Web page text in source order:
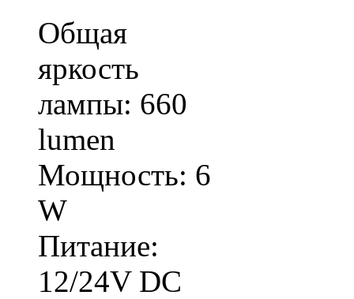
Общая
яркость
лампы: 660
lumen
Мощность: 6
W
Питание:
12/24V DC